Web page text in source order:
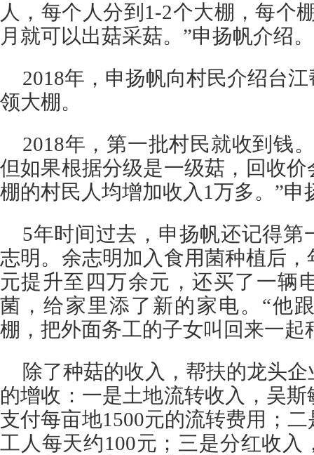
人，每个人分到1-2个大棚，每个
月就可以出菇采菇。”申扬帆介绍。
2018年，申扬帆向村民介绍台
领大棚。
2018年，第一批村民就收到钱
但如果根据分级是一级菇，回收
棚的村民人均增加收入1万多。”申
5年时间过去，申扬帆还记得第
志明。余志明加入食用菌种植后
元提升至四万余元，还买了一辆
菌，给家里添了新的家电。“他
棚，把外面务工的子女叫回来一起
除了种菇的收入，帮扶的龙头
的增收：一是土地流转收入，吴
支付每亩地1500元的流转费用；
工人每天约100元；三是分红收入